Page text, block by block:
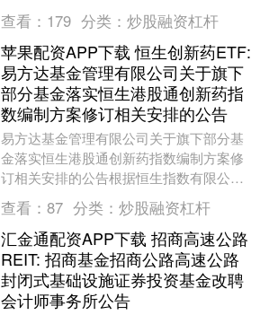
证全指自由现金流交易型开放式指数证券
投资基金（场内简....
查看： 179 分类： 炒股融资杠杆
苹果配资APP下载 恒生创新药ETF:
易方达基金管理有限公司关于旗下
部分基金落实恒生港股通创新药指
数编制方案修订相关安排的公告
易方达基金管理有限公司关于旗下部分基
金落实恒生港股通创新药指数编制方案修
订相关安排的公告根据恒生指数有限公司
2025年6月30日发布的《恒生创新药指数
及恒生港股....
查看： 87 分类： 炒股融资杠杆
汇金通配资APP下载 招商高速公路
REIT: 招商基金招商公路高速公路
封闭式基础设施证券投资基金改聘
会计师事务所公告